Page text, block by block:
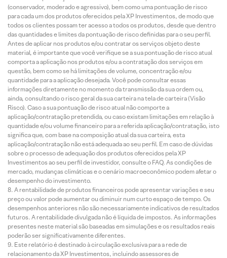
(conservador, moderado e agressivo), bem como uma pontuação de risco
para cada um dos produtos oferecidos pela XP Investimentos, de modo que
todos os clientes possam ter acesso a todos os produtos, desde que dentro
das quantidades e limites da pontuação de risco definidas para o seu perfil.
Antes de aplicar nos produtos e/ou contratar os serviços objeto deste
material, é importante que você verifique se a sua pontuação de risco atual
comporta a aplicação nos produtos e/ou a contratação dos serviços em
questão, bem como se há limitações de volume, concentração e/ou
quantidade para a aplicação desejada. Você pode consultar essas
informações diretamente no momento da transmissão da sua ordem ou,
ainda, consultando o risco geral da sua carteira na tela de carteira (Visão
Risco). Caso a sua pontuação de risco atual não comporte a
aplicação/contratação pretendida, ou caso existam limitações em relação à
quantidade e/ou volume financeiro para a referida aplicação/contratação, isto
significa que, com base na composição atual da sua carteira, esta
aplicação/contratação não está adequada ao seu perfil. Em caso de dúvidas
sobre o processo de adequação dos produtos oferecidos pela XP
Investimentos ao seu perfil de investidor, consulte o FAQ. As condições de
mercado, mudanças climáticas e o cenário macroeconômico podem afetar o
desempenho do investimento.
A rentabilidade de produtos financeiros pode apresentar variações e seu
preço ou valor pode aumentar ou diminuir num curto espaço de tempo. Os
desempenhos anteriores não são necessariamente indicativos de resultados
futuros. A rentabilidade divulgada não é líquida de impostos. As informações
presentes neste material são baseadas em simulações e os resultados reais
poderão ser significativamente diferentes.
Este relatório é destinado à circulação exclusiva para a rede de
relacionamento da XP Investimentos, incluindo assessores de